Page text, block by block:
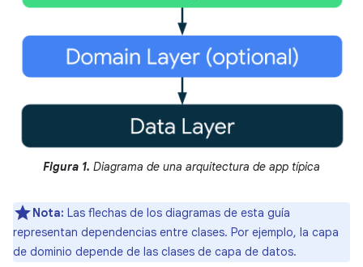
Figura 1. Diagrama de una arquitectura de app típica
Nota: Las flechas de los diagramas de esta guía
representan dependencias entre clases. Por ejemplo, la capa
de dominio depende de las clases de capa de datos.